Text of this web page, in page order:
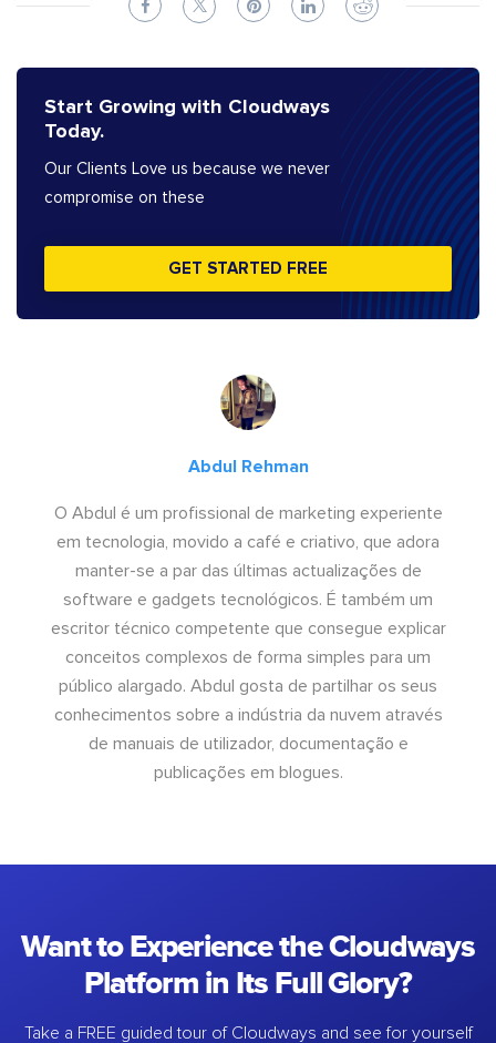
Start Growing with Cloudways
Today.
Our Clients Love us because we never
compromise on these
GET STARTED FREE
Abdul Rehman
O Abdul é um profissional de marketing experiente
em tecnologia, movido a café e criativo, que adora
manter-se a par das últimas actualizações de
software e gadgets tecnológicos. É também um
escritor técnico competente que consegue explicar
conceitos complexos de forma simples para um
público alargado. Abdul gosta de partilhar os seus
conhecimentos sobre a indústria da nuvem através
de manuais de utilizador, documentação e
publicações em blogues.
Want to Experience the Cloudways
Platform in Its Full Glory?
Take a FREE guided tour of Cloudways and see for yourself